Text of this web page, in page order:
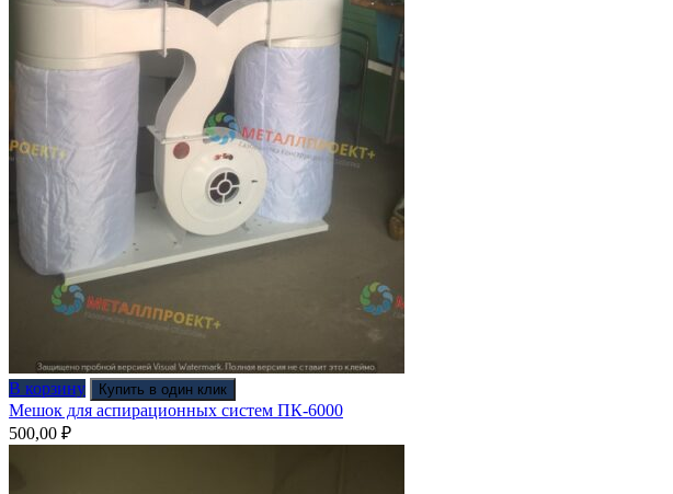
В корзину Купить в один клик
Мешок для аспирационных систем ПК-6000
500,00 ₽